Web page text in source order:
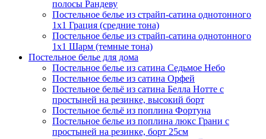
полосы Рандеву
Постельное белье из страйп-сатина однотонного
1х1 Грация (средние тона)
Постельное белье из страйп-сатина однотонного
1х1 Шарм (темные тона)
Постельное белье для дома
Постельное белье из сатина Седьмое Небо
Постельное белье из сатина Орфей
Постельное бельё из сатина Белла Нотте с
простыней на резинке, высокий борт
Постельное бельё из поплина Фортуна
Постельное белье из поплина люкс Грани с
простыней на резинке, борт 25см